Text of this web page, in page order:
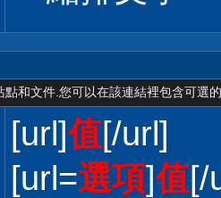
和文件.您可以在該連結裡包含可選
[url]值[/url]
[url=選項]值[/